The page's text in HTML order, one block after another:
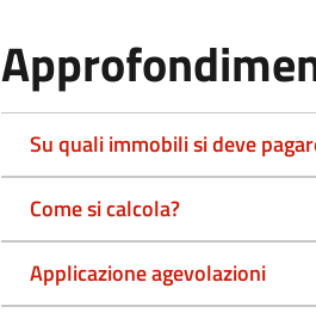
Su quali immobili si deve
Come si calcola?
Applicazione agevolazioni